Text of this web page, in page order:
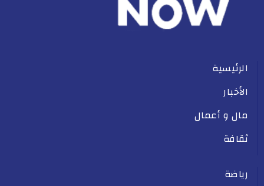
الرئيسية
الأخبار
مال و أعمال
ثقافة
رياضة